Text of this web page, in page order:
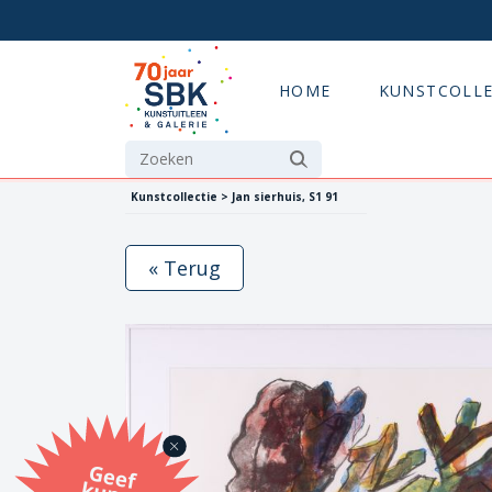
HOME
Kunstcollectie > Jan sierhuis, S1 91
G
eef
u
n
st
a
d
o
m
et
e SB
K
u
n
stb
o
n
« Terug